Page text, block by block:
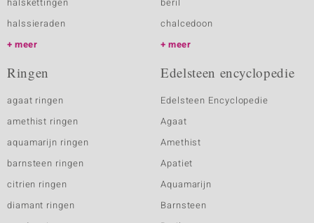
halssieraden
meer
chalcedoon
meer
Ringen
agaat ringen
amethist ringen
aquamarijn ringen
barnsteen ringen
citrien ringen
diamant ringen
Edelsteen encyclopedie
Edelsteen Encyclopedie
Agaat
Amethist
Apatiet
Aquamarijn
Barnsteen